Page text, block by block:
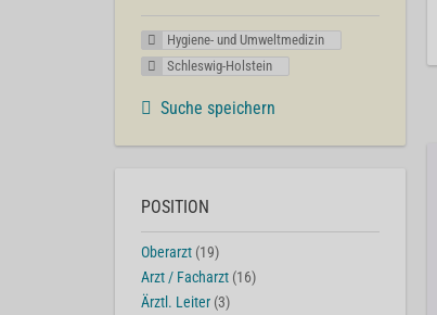
Hygiene- und Umweltmedizin
Schleswig-Holstein
Suche speichern
POSITION
Oberarzt (19)
Arzt / Facharzt (16)
Ärztl. Leiter (3)